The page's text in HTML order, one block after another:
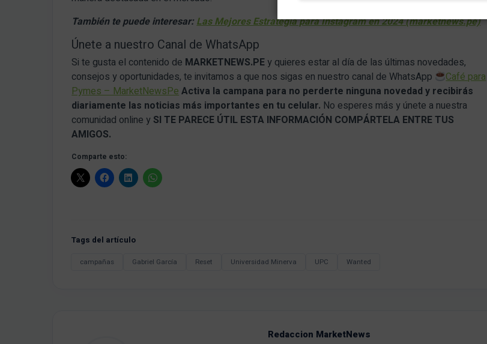
También te puede interesar:Las Mejores Estrategia para Instagram en 2024 (marketnews.pe)
Únete a nuestro Canal de WhatsApp
Si te gusta el contenido de MARKETNEWS.PE y quieres estar al día de las últimas novedades,
consejos y oportunidades, te invitamos a que nos sigas en nuestro canal de WhatsApp
Café para
Pymes – MarketNewsPeActiva la campana para no perderte ninguna novedad y recibirás
diariamente las noticias más importantes en tu celular. No esperes más y únete a nuestra
comunidad online y SI TE PARECE ÚTIL ESTA INFORMACIÓN COMPÁRTELA ENTRE TUS
AMIGOS.
Comparte esto:
Tags del artículo
campañas Gabriel García Reset Universidad Minerva UPC Wanted
Redaccion MarketNews